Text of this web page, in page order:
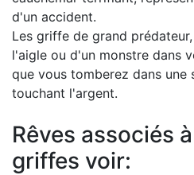
d'un accident.
Les griffe de grand
l'aigle ou d'un monstre dans
que vous tomberez dans une
touchant l'argent.
Rêves associés
griffes voir: